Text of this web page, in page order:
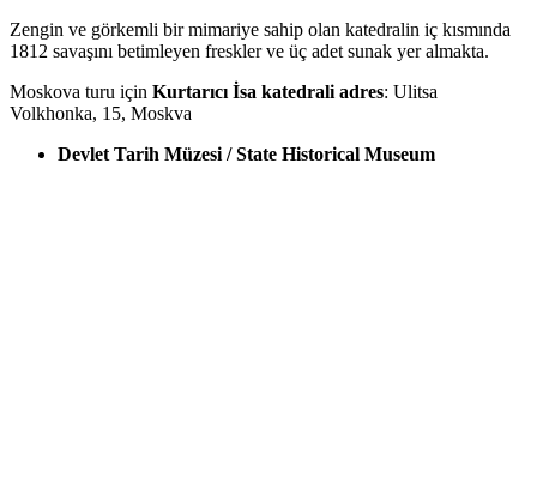
Zengin ve görkemli bir mimariye sahip olan katedralin iç kısmında
1812 savaşını betimleyen freskler ve üç adet sunak yer almakta.
Moskova turu için Kurtarıcı İsa katedrali adres: Ulitsa
Volkhonka, 15, Moskva
Devlet Tarih Müzesi / State Historical Museum